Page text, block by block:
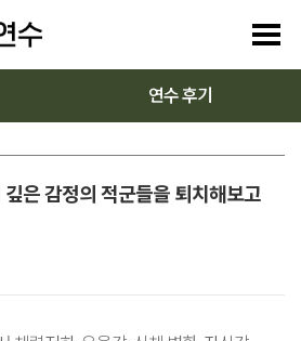
연수 후기
은 감정의 적군들을 퇴치해보고